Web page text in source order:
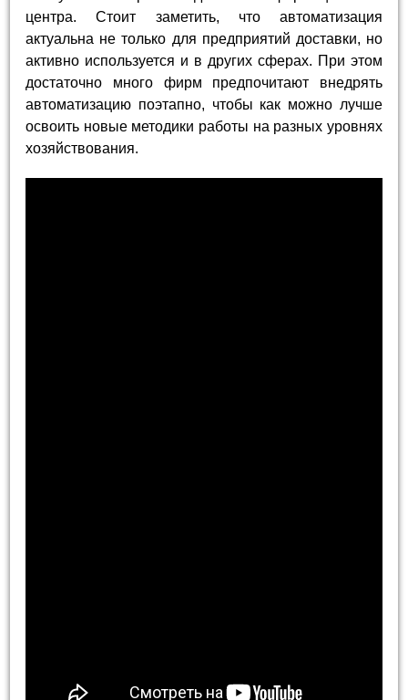
центра. Стоит заметить, что автоматизация
актуальна не только для предприятий доставки, но
активно используется и в других сферах. При этом
достаточно много фирм предпочитают внедрять
автоматизацию поэтапно, чтобы как можно лучше
освоить новые методики работы на разных уровнях
хозяйствования.